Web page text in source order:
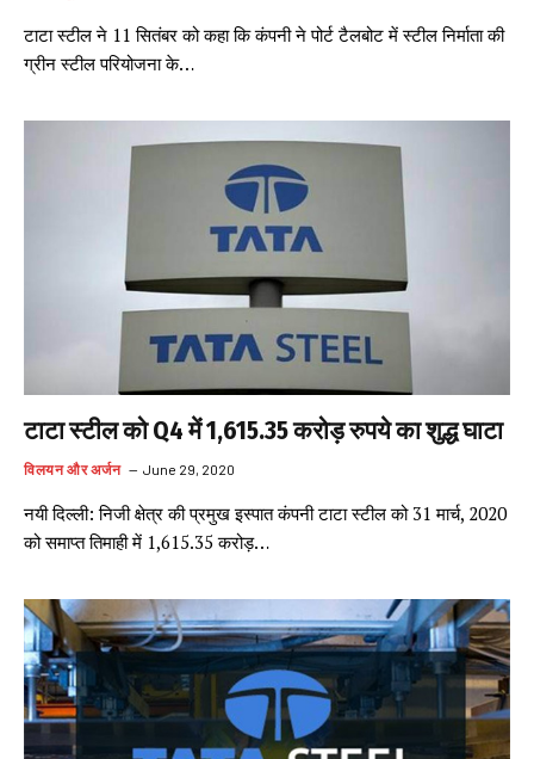
टाटा स्टील ने 11 सितंबर को कहा कि कंपनी ने पोर्ट टैलबोट में स्टील निर्माता की
ग्रीन स्टील परियोजना के…
टाटा स्टील को Q4 में 1,615.35 करोड़ रुपये का शुद्ध घाटा
विलयन और अर्जन June 29, 2020
नयी दिल्ली: निजी क्षेत्र की प्रमुख इस्पात कंपनी टाटा स्टील को 31 मार्च, 2020
को समाप्त तिमाही में 1,615.35 करोड़…